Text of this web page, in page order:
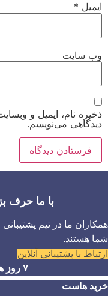
ایمیل *
وب‌ سایت
ذخیره نام، ایمیل و
دیدگاهی می‌نویسم.
با ما حرف
همکاران ما در تیم
شما هستند.
ارتباط با پشتیبانی آنلاین
۷ روز هفته × ۲۴ ساعت روز
خرید هاست